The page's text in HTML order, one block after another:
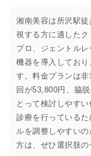
湘南美容は所沢駅
視する方に適した
プロ、ジェントル
機器を導入してお
す。料金プランは
回が53,800円、脇
とって検討しやす
診療を行っている
ルを調整しやすい
方は、ぜひ選択肢の